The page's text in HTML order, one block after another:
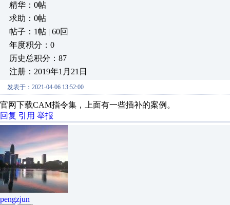
精华：0帖
求助：0帖
帖子：1帖 | 60回
年度积分：0
历史总积分：87
注册：2019年1月21日
发表于：2021-04-06 13:52:00
官网下载CAM指令集，上面有一些插补的案例。
回复 引用 举报
pengzjun